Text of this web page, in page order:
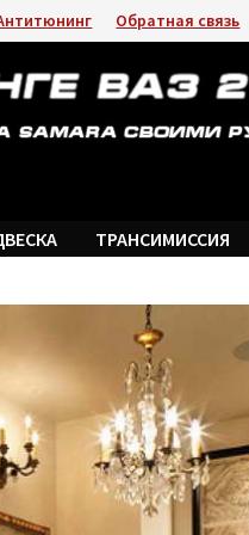
Обратная связь
ТРАНСИМИССИЯ